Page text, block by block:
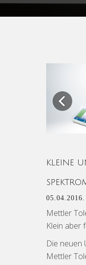
Previous
KLEINE
05.04.2016.
Mettler
Klein aber
Die neuen
Mettler